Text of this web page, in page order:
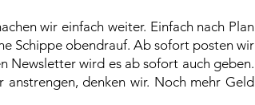
wir einfach weiter. Einfach nach Plan
Schippe obendrauf. Ab sofort posten wir
Newsletter wird es ab sofort auch geben.
anstrengen, denken wir. Noch mehr Geld